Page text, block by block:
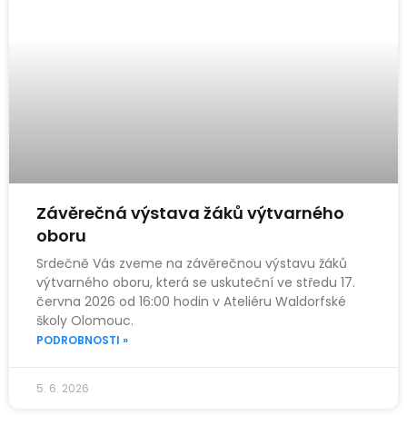
Závěrečná výstava žáků výtvarného
oboru
Srdečně Vás zveme na závěrečnou výstavu žáků
výtvarného oboru, která se uskuteční ve středu 17.
června 2026 od 16:00 hodin v Ateliéru Waldorfské
školy Olomouc.
PODROBNOSTI »
5. 6. 2026